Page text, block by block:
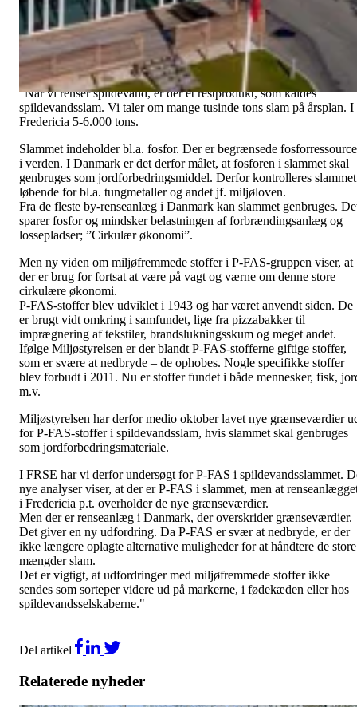
fremtiden.
Referat kan læses
her.
Bestyrelsesformand Lars Ejby Pedersen udtaler:
"Når vi renser spildevand, er der et restprodukt, som kaldes
spildevandsslam. Vi taler om mange tusinde tons slam på årsplan. I
Fredericia 5-6.000 tons.
Slammet indeholder bl.a. fosfor. Der er begrænsede
i verden. I Danmark er det derfor målet, at fosforen i slammet skal
genbruges som jordforbedringsmiddel. Derfor kontrolleres slammet
løbende for bl.a. tungmetaller og andet jf. miljøloven.
Fra de fleste by-renseanlæg i Danmark kan slammet genbruges.
sparer fosfor og mindsker belastningen af forbrændingsanlæg og
lossepladser; ”Cirkulær økonomi”.
Men ny viden om miljøfremmede stoffer i P-FAS-gruppen viser, at
der er brug for fortsat at være på vagt og værne om denne store
cirkulære økonomi.
P-FAS-stoffer blev udviklet i 1943 og har været anvendt siden. De
er brugt vidt omkring i samfundet, lige fra pizzabakker til
imprægnering af tekstiler, brandslukningsskum og meget andet.
Ifølge Miljøstyrelsen er der blandt P-FAS-stofferne giftige stoffer,
som er svære at nedbryde – de ophobes. Nogle specifikke stoffer
blev forbudt i 2011. Nu er stoffer fundet i både mennesker, fisk,
m.v.
Miljøstyrelsen har derfor medio oktober lavet nye grænseværdier
for P-FAS-stoffer i spildevandsslam, hvis slammet skal genbruges
som jordforbedringsmateriale.
I FRSE har vi derfor undersøgt for P-FAS i spildevandsslammet.
nye analyser viser, at der er P-FAS i slammet, men at
i Fredericia p.t. overholder de nye grænseværdier.
Men der er renseanlæg i Danmark, der overskrider grænseværdier.
Det giver en ny udfordring. Da P-FAS er svær at nedbryde, er der
ikke længere oplagte alternative muligheder for at håndtere de store
mængder slam.
Det er vigtigt, at udfordringer med miljøfremmede stoffer ikke
sendes som sorteper videre ud på markerne, i fødekæden eller hos
spildevandsselskaberne."
Del artikel
Relaterede nyheder